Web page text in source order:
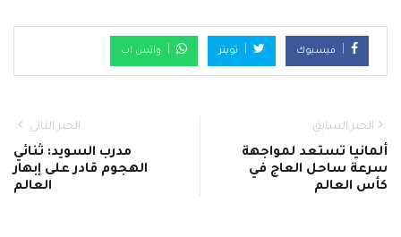
فيسبوك تويتر واتس اب
الخبر السابق
ألمانيا تستعد لمواجهة
سرعة ساحل العاج في
كأس العالم
الخبر التالي
مدرب السويد: ثنائي
الهجوم قادر على إبهار
العالم